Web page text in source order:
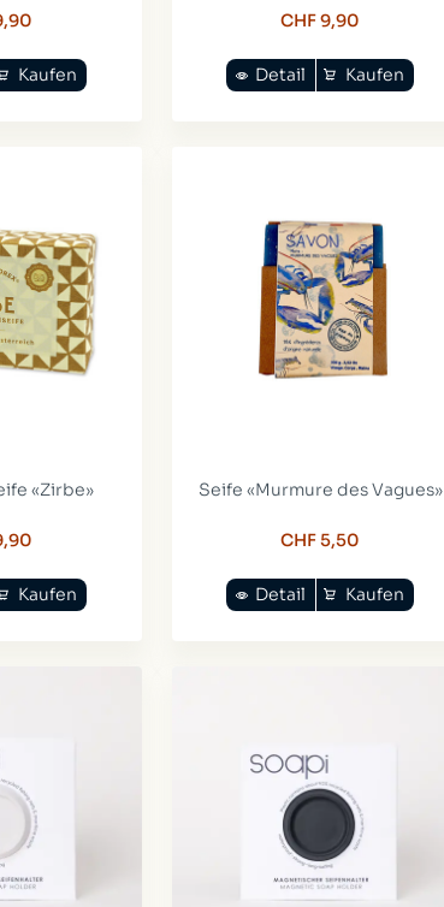
Kaufen
CHF 9,90
Kaufen
Detail
«Zirbe»
Kaufen
Seife «Murmure des Vagues»
CHF 5,50
Kaufen
Detail